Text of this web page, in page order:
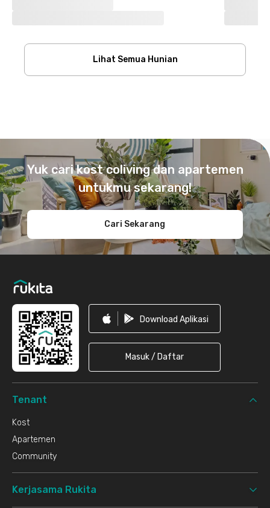
Lihat Semua Hunian
Yuk cari kost coliving dan apartemen
untukmu sekarang!
Cari Sekarang
Download Aplikasi
Masuk / Daftar
Tenant
Kost
Apartemen
Community
Kerjasama Rukita